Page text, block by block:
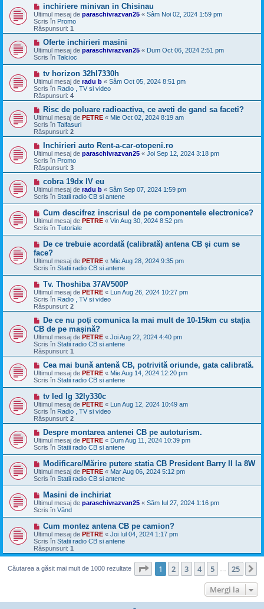
n
o
u
M
e
s
a
j
n
o
u
inchiriere minivan in Chisinau
Ultimul mesaj de paraschivrazvan25 « Sâm Noi 02, 2024 1:59 pm
Scris în Promo
Răspunsuri: 1
M
e
s
a
n
o
u
Oferte inchirieri masini
Ultimul mesaj de paraschivrazvan25 « Dum Oct 06, 2024 2:51 pm
Scris în Talcioc
M
e
s
a
j
n
o
u
tv horizon 32hl7330h
Ultimul mesaj de radu b « Sâm Oct 05, 2024 8:51 pm
Scris în Radio , TV si video
Răspunsuri: 4
M
e
s
a
j
n
o
u
Risc de poluare radioactiva, ce aveti de gand sa faceti?
Ultimul mesaj de PETRE « Mie Oct 02, 2024 8:19 am
Scris în Taifasuri
Răspunsuri: 2
M
e
s
a
j
n
o
u
Inchirieri auto Rent-a-car-otopeni.ro
Ultimul mesaj de paraschivrazvan25 « Joi Sep 12, 2024 3:18 pm
Scris în Promo
Răspunsuri: 3
M
e
s
a
n
o
u
cobra 19dx IV eu
Ultimul mesaj de radu b « Sâm Sep 07, 2024 1:59 pm
Scris în Statii radio CB si antene
M
e
s
a
n
o
u
Cum descifrez inscrisul de pe componentele electronice?
Ultimul mesaj de PETRE « Vin Aug 30, 2024 8:52 pm
Scris în Tutoriale
M
s
a
j
n
u
De ce trebuie acordată (calibrată) antena CB și cum se
face?
Ultimul mesaj de PETRE « Mie Aug 28, 2024 9:35 pm
Scris în Statii radio CB si antene
M
e
s
a
j
n
o
u
Tv. Thoshiba 37AV500P
Ultimul mesaj de PETRE « Lun Aug 26, 2024 10:27 pm
Scris în Radio , TV si video
Răspunsuri: 2
M
e
s
a
j
n
o
u
De ce nu poți comunica la mai mult de 10-15km cu stația
CB de pe mașină?
Ultimul mesaj de PETRE « Joi Aug 22, 2024 4:40 pm
Scris în Statii radio CB si antene
Răspunsuri: 1
M
e
s
a
n
o
u
Cea mai bună antenă CB, potrivită oriunde, gata calibrată.
Ultimul mesaj de PETRE « Mie Aug 14, 2024 12:20 pm
Scris în Statii radio CB si antene
M
e
s
a
j
n
o
u
tv led lg 32ly330c
Ultimul mesaj de PETRE « Lun Aug 12, 2024 10:49 am
Scris în Radio , TV si video
Răspunsuri: 2
M
e
s
a
n
o
u
Despre montarea antenei CB pe autoturism.
Ultimul mesaj de PETRE « Dum Aug 11, 2024 10:39 pm
Scris în Statii radio CB si antene
M
e
s
a
n
o
u
Modificare/Mărire putere statia CB President Barry II la 8W
Ultimul mesaj de PETRE « Mar Aug 06, 2024 5:12 pm
Scris în Statii radio CB si antene
M
e
s
a
n
o
u
Masini de inchiriat
Ultimul mesaj de paraschivrazvan25 « Sâm Iul 27, 2024 1:16 pm
Scris în Vând
M
e
s
a
j
o
u
Cum montez antena CB pe camion?
Ultimul mesaj de PETRE « Joi Iul 04, 2024 1:17 pm
Scris în Statii radio CB si antene
Răspunsuri: 1
Căutarea a găsit mai mult de 1000 rezultate Pagina din 25
1 2 3 4 5 25
Mergi la